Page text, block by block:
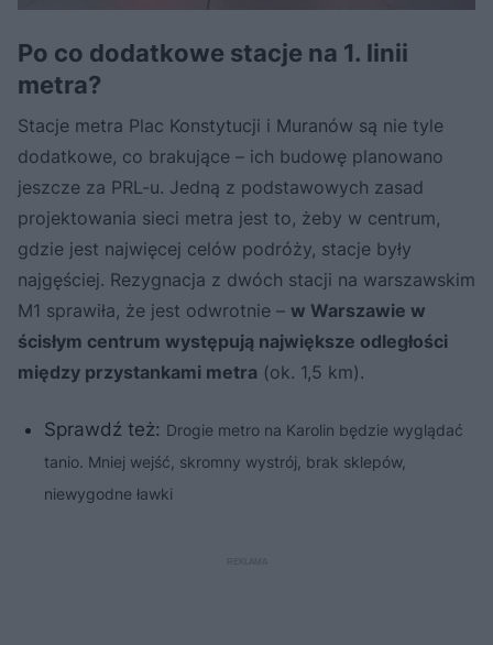
Po co dodatkowe stacje na 1. linii
metra?
Stacje metra Plac Konstytucji i Muranów są nie tyle
dodatkowe, co brakujące – ich budowę planowano
jeszcze za PRL-u. Jedną z podstawowych zasad
projektowania sieci metra jest to, żeby w centrum,
gdzie jest najwięcej celów podróży, stacje były
najgęściej. Rezygnacja z dwóch stacji na warszawskim
M1 sprawiła, że jest odwrotnie – w Warszawie w
ścisłym centrum występują największe odległości
między przystankami metra (ok. 1,5 km).
Sprawdź też: Drogie metro na Karolin będzie wyglądać
tanio. Mniej wejść, skromny wystrój, brak sklepów,
niewygodne ławki